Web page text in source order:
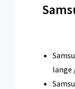
lange